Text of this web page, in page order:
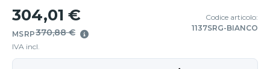
304,01 €
MSRP370,88 €
IVA incl.
Codice articolo:
1137SRG-BIANCO